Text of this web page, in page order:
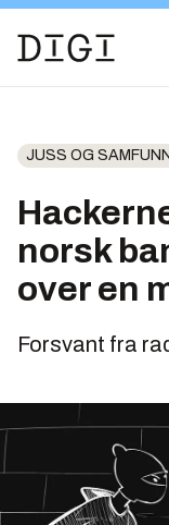
JUSS OG SAMFUNN
norsk
over en
Forsvant fra